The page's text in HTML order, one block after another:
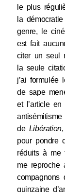
le plus
la
genre, le
est fait
citer un seul
la seule
j’ai formulée
de sape
et l’article
de Libération
pour pondre
réduits à me
me reproche
quinzaine